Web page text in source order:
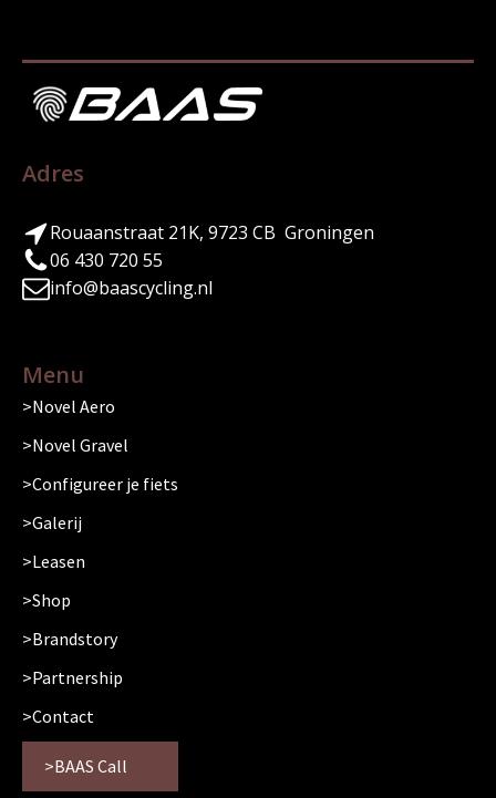
Adres
Rouaanstraat 21K, 9723 CB Groningen
06 430 720 55
info@baascycling.nl
Menu
Novel Aero
Novel Gravel
Configureer je fiets
Galerij
Leasen
Shop
Brandstory
Partnership
Contact
BAAS Call